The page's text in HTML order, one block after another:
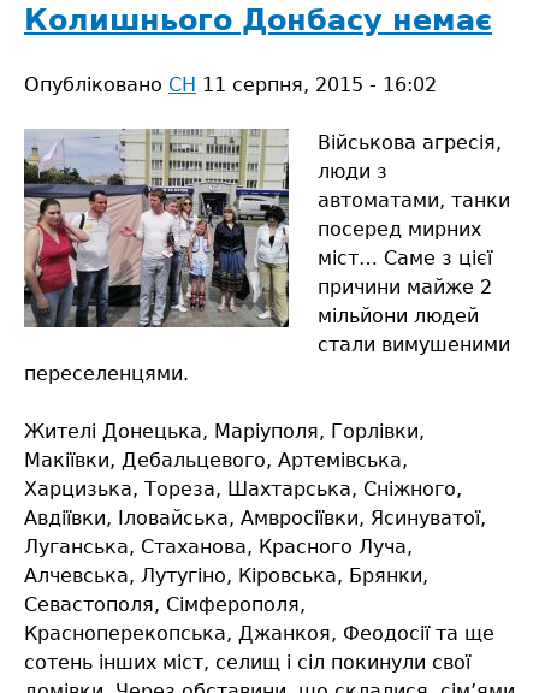
+
«Родина»
естонська
Україна
Колишнього Донбасу немає
Опубліковано СН 11 серпня, 2015 - 16:02
Військова агресія,
люди з
автоматами, танки
посеред мирних
міст… Саме з цієї
причини майже 2
мільйони людей
стали вимушеними
переселенцями.
Жителі Донецька, Маріуполя, Горлівки,
Макіївки, Дебальцевого, Артемівська,
Харцизька, Тореза, Шахтарська, Сніжного,
Авдіївки, Іловайська, Амвросіївки, Ясинуватої,
Луганська, Стаханова, Красного Луча,
Алчевська, Лутугіно, Кіровська, Брянки,
Севастополя, Сімферополя,
Красноперекопська, Джанкоя, Феодосії та ще
сотень інших міст, селищ і сіл покинули свої